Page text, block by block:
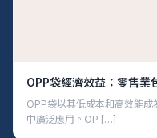
OPP袋經濟效益：零售業
OPP袋以其低成本和高效能
中廣泛應用。OP […]